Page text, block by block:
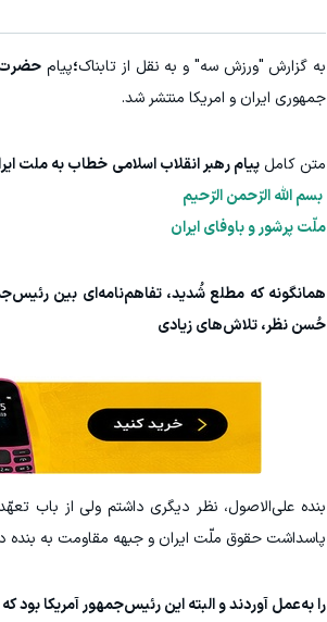
به گزارش "ورزش سه" و به نقل از تابناک؛پیام حضرت
جمهوری ایران و امریکا منتشر شد.
متن کامل پیام رهبر انقلاب اسلامی خطاب به ملت
بسم‌ الله‌ الرّحمن ‌الرّحیم
ملّت پرشور و باوفای ایران
همانگونه که مطلع شُدید، تفاهم‌نامه‌ای بین
حُسن نظر، تلاش‌های زیادی
بنده علی‌الاصول، نظر دیگری داشتم ولی از باب
پاسداشت حقوق ملّت ایران و جبهه مقاومت به بنده
را به‌عمل آوردند و البته این رئیس‌جمهور آمریکا بود
کلیک کن!